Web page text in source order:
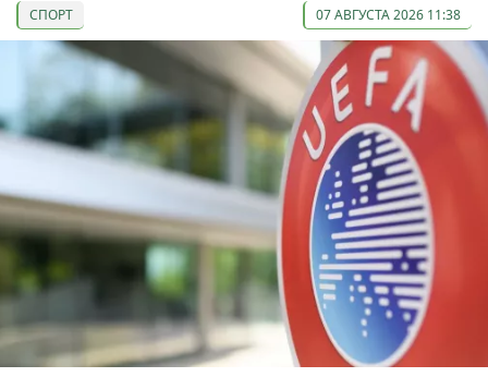
СПОРТ 07 АВГУСТА 2026 11:38